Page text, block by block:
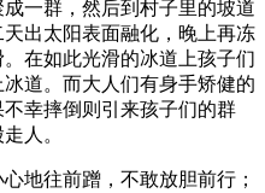
一群，然后到村子里的坡道
出太阳表面融化，晚上再冻
在如此光滑的冰道上孩子们
道。而大人们有身手矫健的
幸摔倒则引来孩子们的群
人。
地往前蹭，不敢放胆前行；